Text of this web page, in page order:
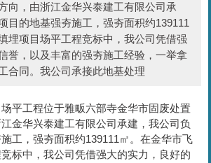
向，由浙江金华兴泰建工有限公司承
目的地基强夯施工，强夯面积约139111
埋项目场平工程竞标中，我公司凭借强
誉，以及丰富的强夯施工经验，一举拿
合同。我公司承接此地基处理
平工程位于雅畈六部寺金华市固废处置
金华兴泰建工有限公司承建，我公司负
工，强夯面积约139111㎡。在金华市飞
标中，我公司凭借强大的实力，良好的